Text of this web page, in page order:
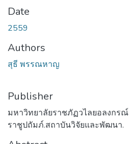
Date
2559
Authors
สุธี พรรณหาญ
Publisher
มหาวิทยาลัยราชภัฏวไลยอลงกร
ราชูปถัมภ์.สถาบันวิจัยและพัฒนา.